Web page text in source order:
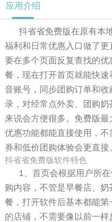
应用介绍
抖省省免费版在原有本
福利和日常优惠入口做了
要在多个页面反复查找的
餐，现在打开首页就能快
音账号，同步团购订单和
录，对经常点外卖、团购奶
来说会方便很多。免费版
优惠功能都能直接使用，
券和低价团购体验会更直接
抖省省免费版软件特色
1、首页会根据用户所
购内容，不管是早餐店、
餐，打开软件后基本都能
的店铺，不需要像以前一样